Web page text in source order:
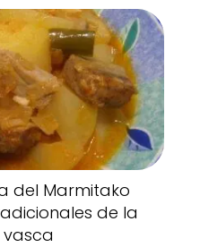
del Marmitako
de la